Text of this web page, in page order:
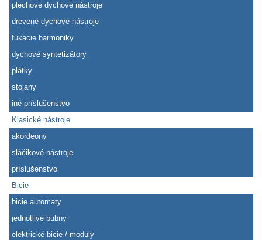
plechové dychové nástroje
drevené dychové nástroje
fúkacie harmoniky
dychové syntetizátory
plátky
stojany
iné príslušenstvo
Klasické nástroje
akordeony
sláčikové nástroje
príslušenstvo
Bicie
bicie automaty
jednotlivé bubny
elektrické bicie / moduly